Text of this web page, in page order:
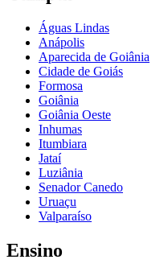
Águas Lindas
Anápolis
Aparecida de Goiânia
Cidade de Goiás
Formosa
Goiânia
Goiânia Oeste
Inhumas
Itumbiara
Jataí
Luziânia
Senador Canedo
Uruaçu
Valparaíso
Ensino